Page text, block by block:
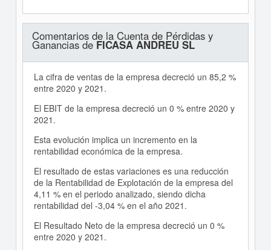
Comentarios de la Cuenta de Pérdidas y
Ganancias deFICASA ANDREU SL
La cifra de ventas de la empresa decreció un 85,2 %
entre 2020 y 2021.
El EBIT de la empresa decreció un 0 % entre 2020 y
2021.
Esta evolución implica un incremento en la
rentabilidad económica de la empresa.
El resultado de estas variaciones es una reducción
de la Rentabilidad de Explotación de la empresa del
4,11 % en el periodo analizado, siendo dicha
rentabilidad del -3,04 % en el año 2021.
El Resultado Neto de la empresa decreció un 0 %
entre 2020 y 2021.